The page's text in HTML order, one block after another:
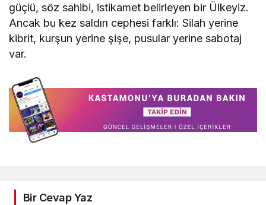
güçlü, söz sahibi, istikamet belirleyen bir Ülkeyiz.
Ancak bu kez saldırı cephesi farklı: Silah yerine
kibrit, kurşun yerine şişe, pusular yerine sabotaj
var.
Bir Cevap Yaz